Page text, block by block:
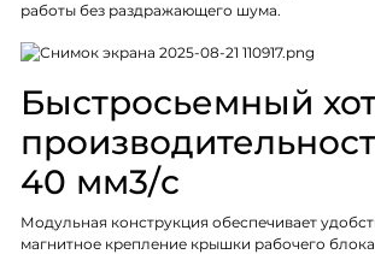
работы без раздражающего шума.
Быстросьемный
40 мм3/с
Модульная конструкция обеспечивает
магнитное крепление крышки рабочего блока